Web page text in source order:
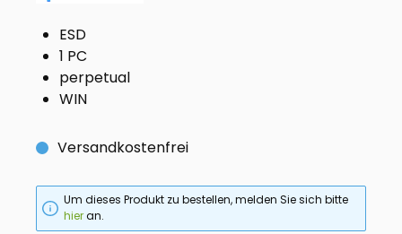
ESD
1 PC
perpetual
WIN
Versandkostenfrei
Um dieses Produkt zu bestellen, melden Sie sich bitte
hieran.